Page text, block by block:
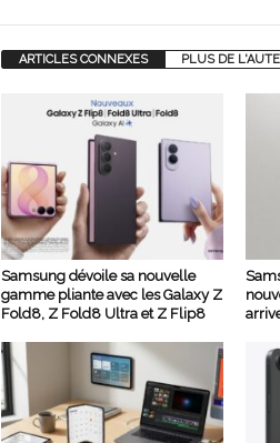
ARTICLES CONNEXES PLUS DE
Samsung dévoile sa nouvelle
gamme pliante avec les Galaxy Z
Fold8, Z Fold8 Ultra et Z Flip8